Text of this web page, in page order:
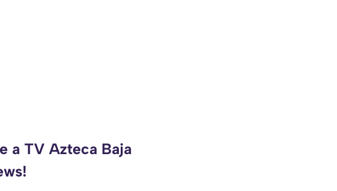
a TV Azteca Baja